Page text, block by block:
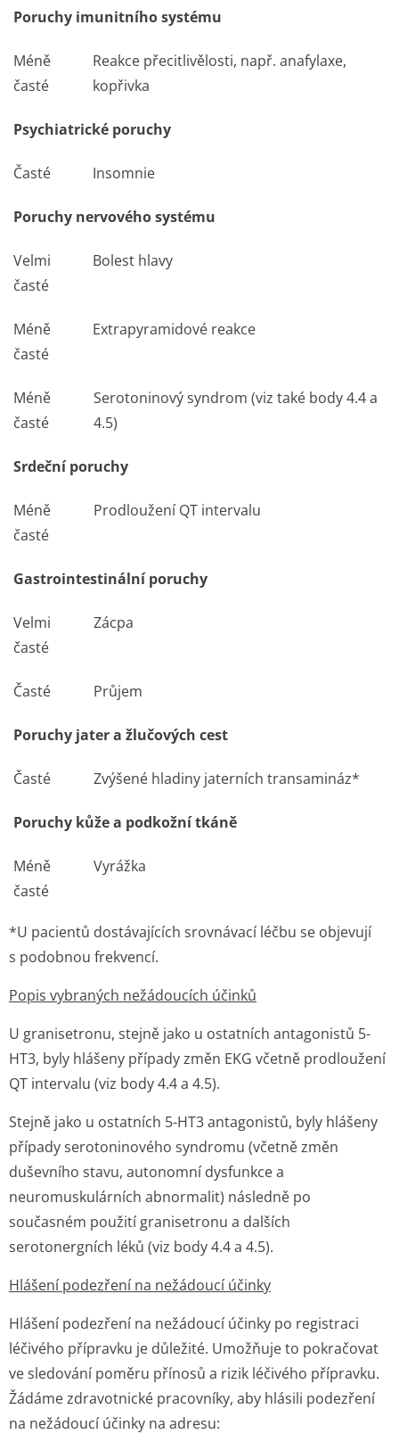
Poruchy imunitního systému
Méně
časté
Reakce přecitlivělosti, např. anafylaxe,
kopřivka
Psychiatrické poruchy
Časté Insomnie
Poruchy nervového systému
Velmi
časté
Bolest hlavy
Méně
časté
Extrapyramidové reakce
Méně
časté
Serotoninový syndrom (viz také body 4.4 a
4.5)
Srdeční poruchy
Méně
časté
Prodloužení QT intervalu
Gastrointestinální poruchy
Velmi
časté
Zácpa
Časté Průjem
Poruchy jater a žlučových cest
Časté Zvýšené hladiny jaterních transamináz*
Poruchy kůže a podkožní tkáně
Méně
časté
Vyrážka
*U pacientů dostávajících srovnávací léčbu se objevují
s podobnou frekvencí.
Popis vybraných nežádoucích účinků
U granisetronu, stejně jako u ostatních antagonistů 5-
HT3, byly hlášeny případy změn EKG včetně prodloužení
QT intervalu (viz body 4.4 a 4.5).
Stejně jako u ostatních 5-HT3 antagonistů, byly hlášeny
případy serotoninového syndromu (včetně změn
duševního stavu, autonomní dysfunkce a
neuromuskulárních abnormalit) následně po
současném použití granisetronu a dalších
serotonergních léků (viz body 4.4 a 4.5).
Hlášení podezření na nežádoucí účinky
Hlášení podezření na nežádoucí účinky po registraci
léčivého přípravku je důležité. Umožňuje to pokračovat
ve sledování poměru přínosů a rizik léčivého přípravku.
Žádáme zdravotnické pracovníky, aby hlásili podezření
na nežádoucí účinky na adresu: